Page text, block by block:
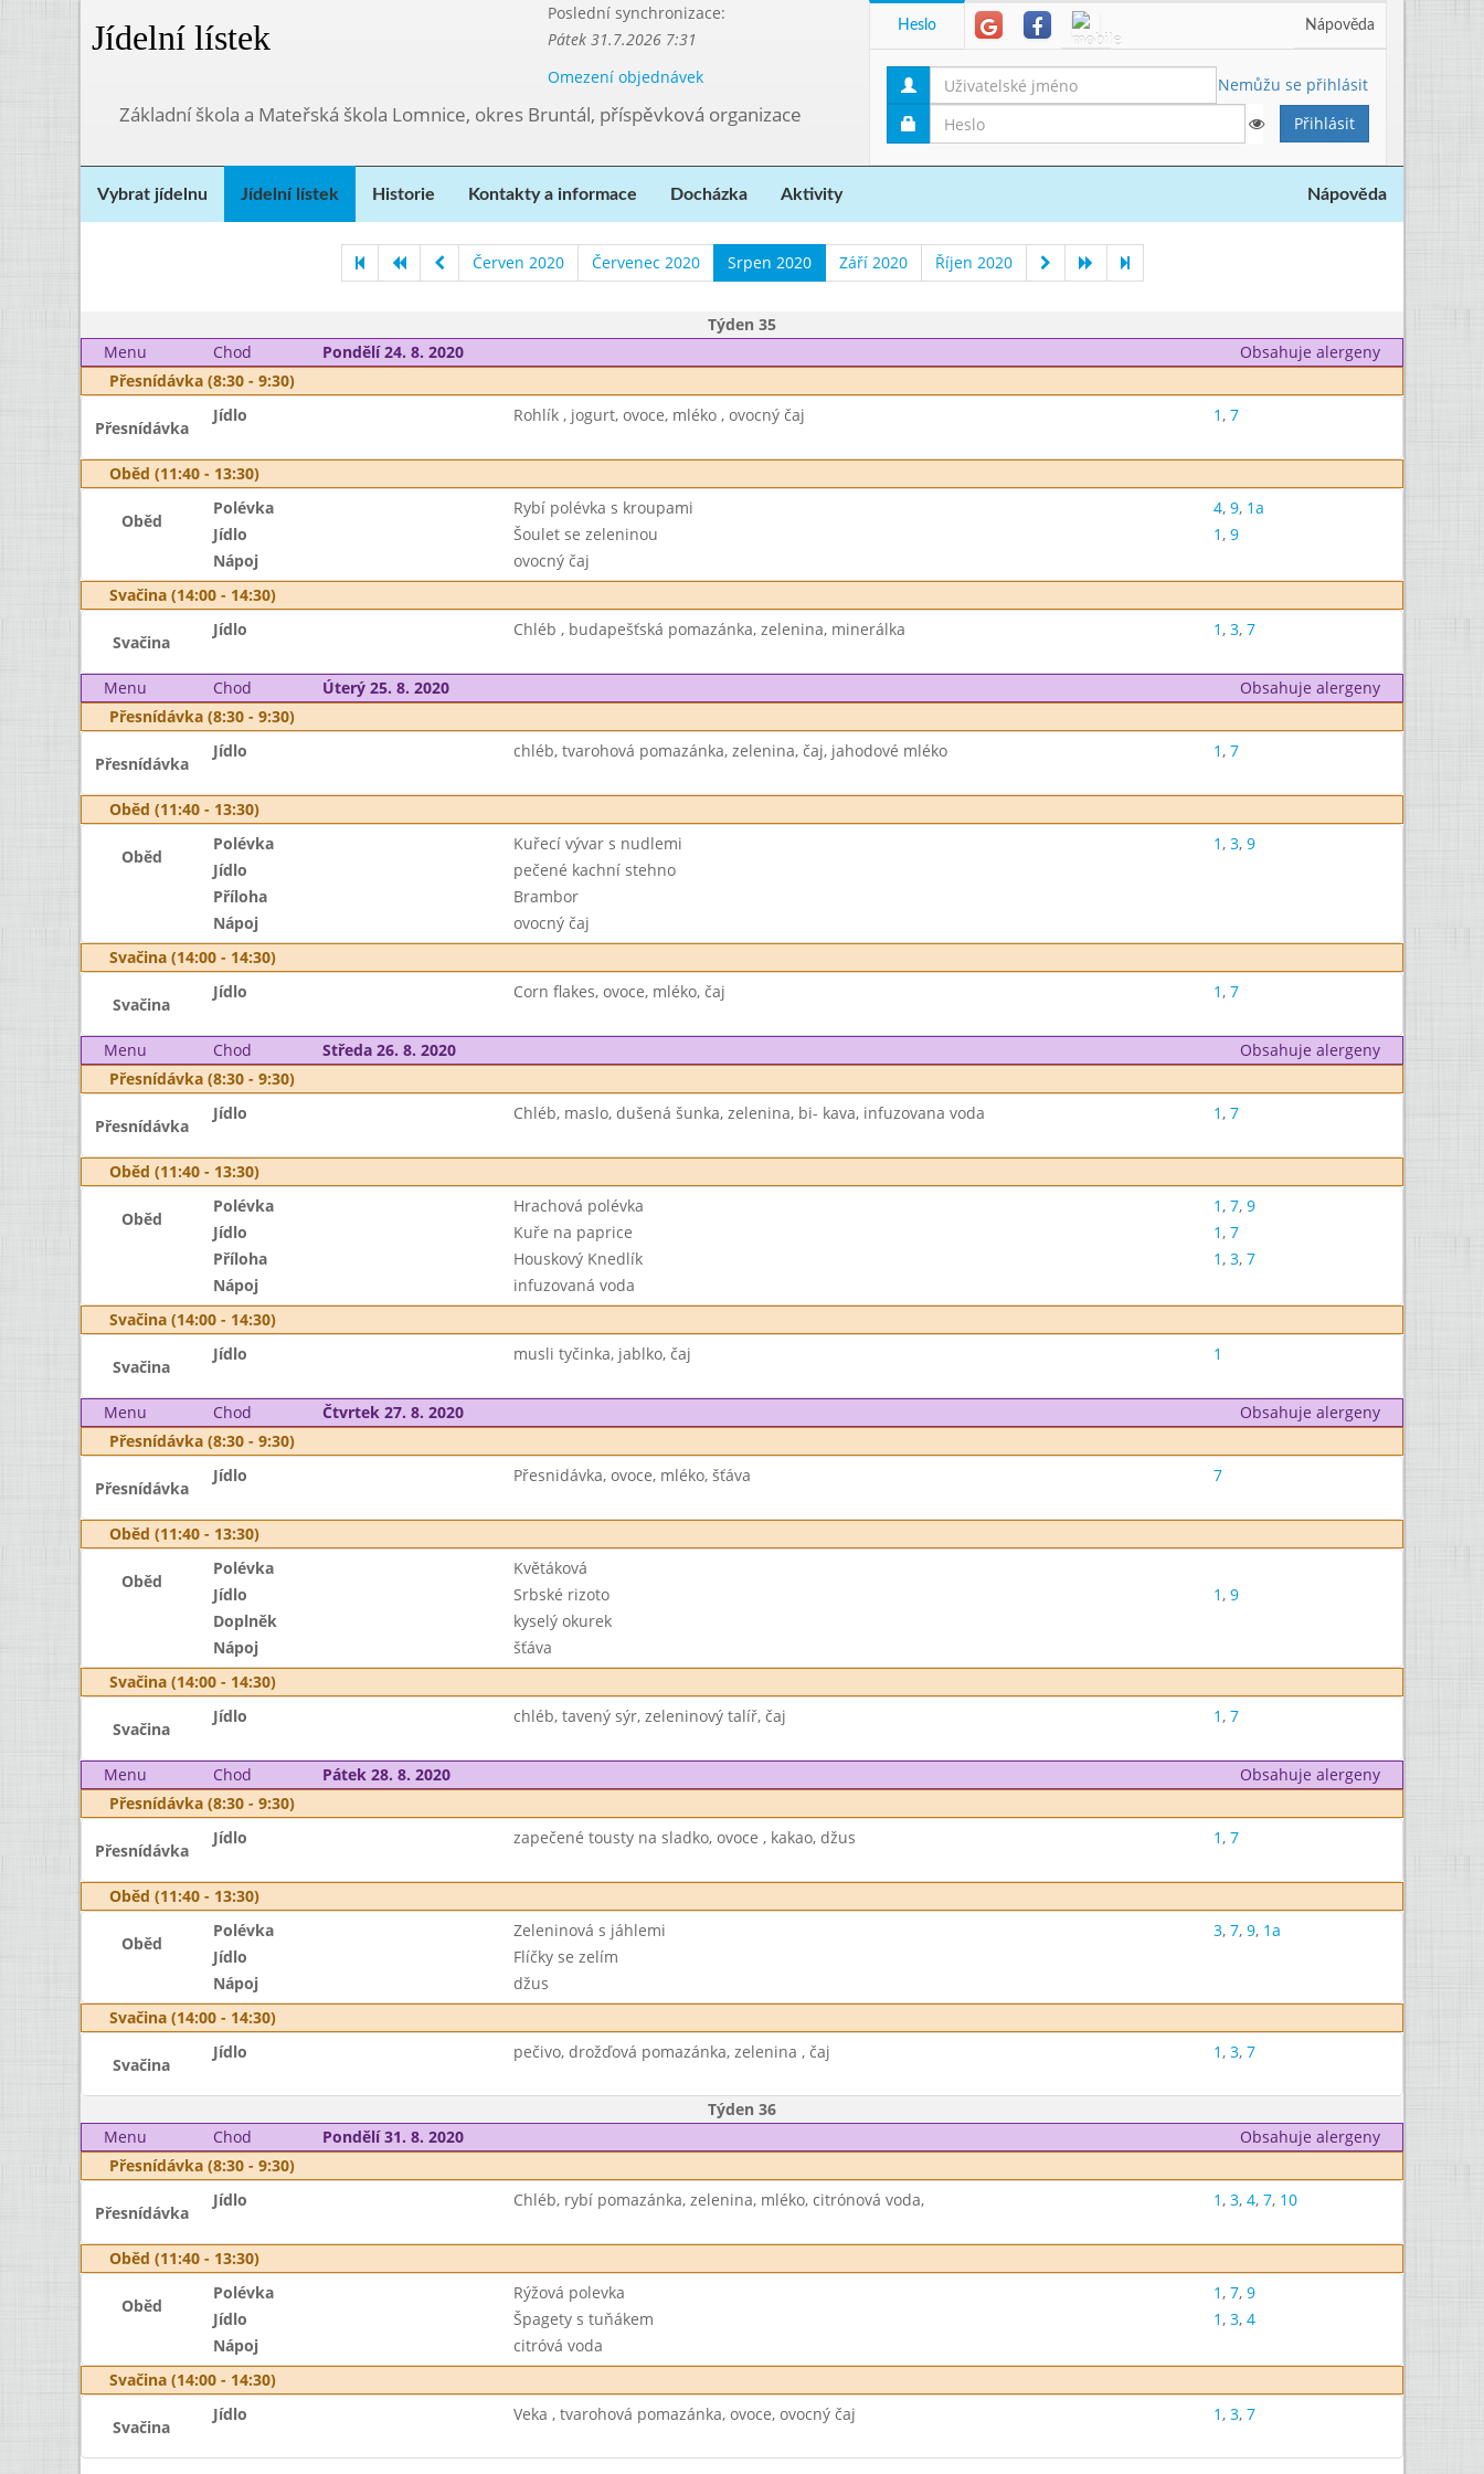
Jídelní lístek
Poslední synchronizace:
Pátek 31.7.2026 7:31
Omezení objednávek
Základní škola a Mateřská škola Lomnice, okres Bruntál, příspěvková organizace
Heslo Nápověda
Nemůžu se přihlásit
Vybrat jídelnu Jídelní lístek Historie Kontakty a informace Docházka Aktivity Nápověda
Červen 2020 Červenec 2020 Srpen 2020 Září 2020 Říjen 2020
Týden 35
Menu
Chod Pondělí 24. 8. 2020
Obsahuje alergeny
Přesnídávka (8:30 - 9:30)
Přesnídávka
Jídlo Rohlík , jogurt, ovoce, mléko , ovocný čaj 1, 7
Oběd (11:40 - 13:30)
Oběd
Polévka Rybí polévka s kroupami 4, 9, 1a
Jídlo
Šoulet se zeleninou 1, 9
Nápoj
ovocný čaj
Svačina (14:00 - 14:30)
Svačina
Jídlo Chléb , budapešťská pomazánka, zelenina, minerálka 1, 3, 7
Menu Chod Úterý 25. 8. 2020
Obsahuje alergeny
Přesnídávka (8:30 - 9:30)
Přesnídávka
Jídlo chléb, tvarohová pomazánka, zelenina, čaj, jahodové mléko 1, 7
Oběd (11:40 - 13:30)
Oběd
Polévka Kuřecí vývar s nudlemi 1, 3, 9
Jídlo
pečené kachní stehno
Příloha
Brambor
Nápoj
ovocný čaj
Svačina (14:00 - 14:30)
Svačina
Jídlo Corn flakes, ovoce, mléko, čaj 1, 7
Menu Chod Středa 26. 8. 2020
Obsahuje alergeny
Přesnídávka (8:30 - 9:30)
Přesnídávka
Jídlo Chléb, maslo, dušená šunka, zelenina, bi- kava, infuzovana voda 1, 7
Oběd (11:40 - 13:30)
Oběd
Polévka Hrachová polévka 1, 7, 9
Jídlo
Kuře na paprice 1, 7
Příloha
Houskový Knedlík 1, 3, 7
Nápoj
infuzovaná voda
Svačina (14:00 - 14:30)
Svačina
Jídlo musli tyčinka, jablko, čaj 1
Menu Chod Čtvrtek 27. 8. 2020
Obsahuje alergeny
Přesnídávka (8:30 - 9:30)
Přesnídávka
Jídlo Přesnidávka, ovoce, mléko, šťáva 7
Oběd (11:40 - 13:30)
Oběd
Polévka
Květáková
Jídlo
Srbské rizoto 1, 9
Doplněk
kyselý okurek
Nápoj
šťáva
Svačina (14:00 - 14:30)
Svačina
Jídlo chléb, tavený sýr, zeleninový talíř, čaj 1, 7
Menu Chod Pátek 28. 8. 2020
Obsahuje alergeny
Přesnídávka (8:30 - 9:30)
Přesnídávka
Jídlo zapečené tousty na sladko, ovoce , kakao, džus 1, 7
Oběd (11:40 - 13:30)
Oběd
Polévka Zeleninová s jáhlemi 3, 7, 9, 1a
Jídlo
Flíčky se zelím
Nápoj
džus
Svačina (14:00 - 14:30)
Svačina
Jídlo pečivo, drožďová pomazánka, zelenina , čaj 1, 3, 7
Týden 36
Menu
Chod Pondělí 31. 8. 2020
Obsahuje alergeny
Přesnídávka (8:30 - 9:30)
Přesnídávka
Jídlo Chléb, rybí pomazánka, zelenina, mléko, citrónová voda, 1, 3, 4, 7, 10
Oběd (11:40 - 13:30)
Oběd
Polévka Rýžová polevka 1, 7, 9
Jídlo
Špagety s tuňákem 1, 3, 4
Nápoj
citróvá voda
Svačina (14:00 - 14:30)
Svačina
Jídlo Veka , tvarohová pomazánka, ovoce, ovocný čaj 1, 3, 7